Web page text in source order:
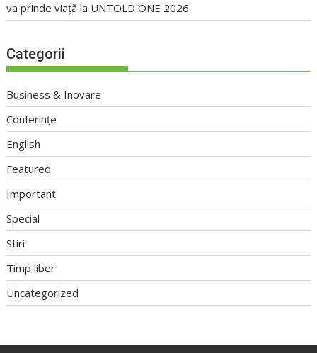
va prinde viață la UNTOLD ONE 2026
Categorii
Business & Inovare
Conferințe
English
Featured
Important
Special
Stiri
Timp liber
Uncategorized